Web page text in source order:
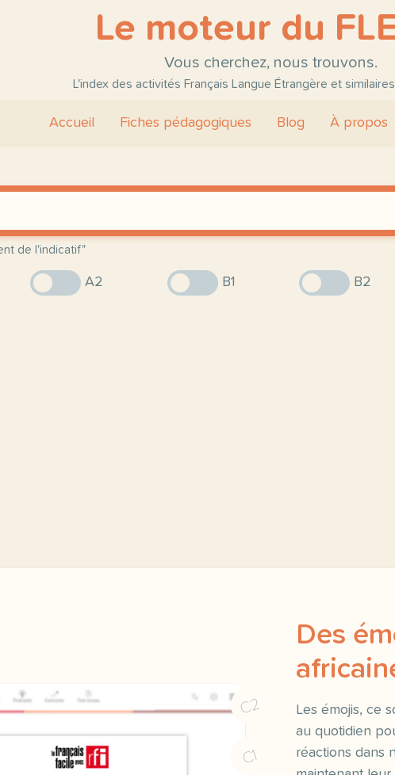
Le moteur du
Vous cherchez, nous trouvons.
L'index des activités Français Langue Étrangère et similaires
Accueil Fiches pédagogiques Blog À propos
de l'indicatif"
A2 B1 B2
C2
C1
Des
Les émojis, ce
au quotidien
réactions dans